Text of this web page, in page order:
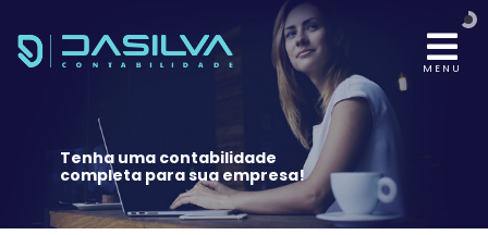
MENU
Tenha uma contabilidade
completa para sua empresa!